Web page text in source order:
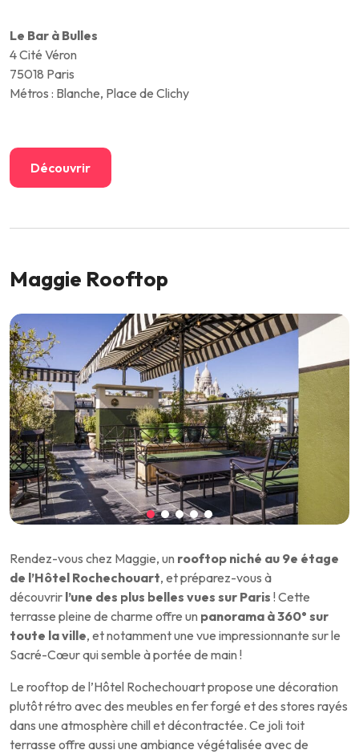
Le Bar à Bulles
4 Cité Véron
75018 Paris
Métros : Blanche, Place de Clichy
Découvrir
Maggie Rooftop
Rendez-vous chez Maggie, un rooftop niché au 9e étage
de l’Hôtel Rochechouart, et préparez-vous à
découvrir l’une des plus belles vues sur Paris ! Cette
terrasse pleine de charme offre un panorama à 360° sur
toute la ville, et notamment une vue impressionnante sur le
Sacré-Cœur qui semble à portée de main !
Le rooftop de l’Hôtel Rochechouart propose une décoration
plutôt rétro avec des meubles en fer forgé et des stores rayés
dans une atmosphère chill et décontractée. Ce joli toit
terrasse offre aussi une ambiance végétalisée avec de